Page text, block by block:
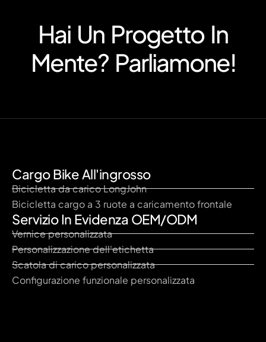
Hai Un Progetto In
Mente? Parliamone!
Cargo Bike All'ingrosso
Bicicletta da carico LongJohn
Bicicletta cargo a 3 ruote a caricamento frontale
Servizio In Evidenza OEM/ODM
Vernice personalizzata
Personalizzazione dell'etichetta
Scatola di carico personalizzata
Configurazione funzionale personalizzata